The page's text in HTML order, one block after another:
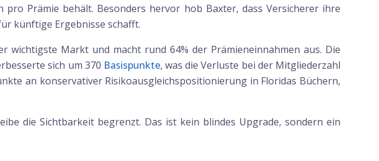
Prämie behält. Besonders hervor hob Baxter, dass Versicherer ihre
künftige Ergebnisse schafft.
wichtigste Markt und macht rund 64% der Prämieneinnahmen aus. Die
sich um 370 Basispunkte, was die Verluste bei der Mitgliederzahl
an konservativer Risikoausgleichspositionierung in Floridas Büchern,
die Sichtbarkeit begrenzt. Das ist kein blindes Upgrade, sondern ein